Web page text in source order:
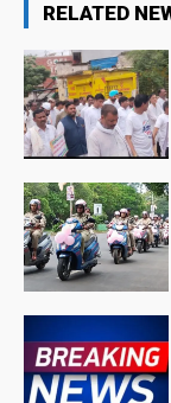
RELATED